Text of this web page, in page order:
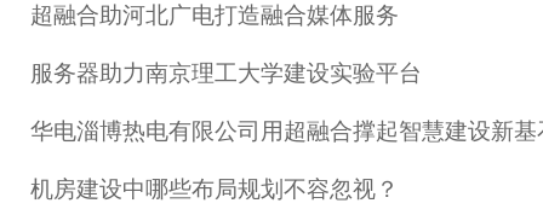
超融合助河北广电打造融合媒体服务
服务器助力南京理工大学建设实验平台
华电淄博热电有限公司用超融合撑起智慧建设新基
机房建设中哪些布局规划不容忽视？